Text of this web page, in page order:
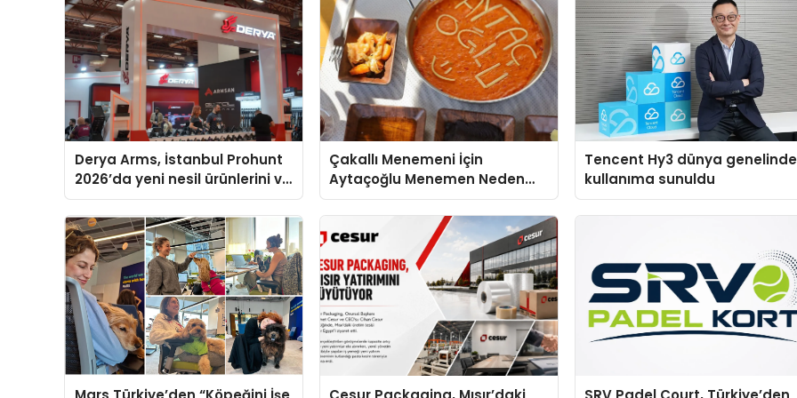
Derya Arms, İstanbul Prohunt
2026’da yeni nesil ürünlerini ve
global marka vizyonunu
sergiledi
Çakallı Menemeni İçin
Aytaçoğlu Menemen Neden
Tercih Ediliyor?
Tencent Hy3 dünya genelinde
kullanıma sunuldu